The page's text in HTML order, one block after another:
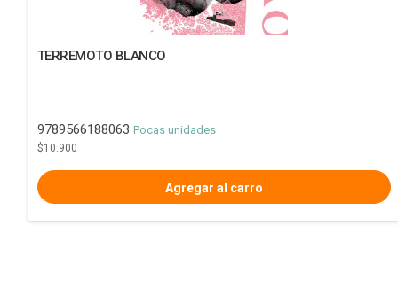
TERREMOTO BLANCO
9789566188063 Pocas unidades
$10.900